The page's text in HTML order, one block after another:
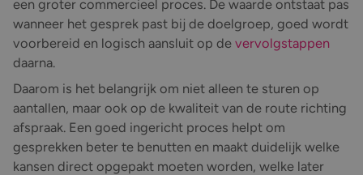
een groter commercieel proces. De waarde ontstaat pas
wanneer het gesprek past bij de doelgroep, goed wordt
voorbereid en logisch aansluit op de vervolgstappen
daarna.
Daarom is het belangrijk om niet alleen te sturen op
aantallen, maar ook op de kwaliteit van de route richting
afspraak. Een goed ingericht proces helpt om
gesprekken beter te benutten en maakt duidelijk welke
kansen direct opgepakt moeten worden, welke later